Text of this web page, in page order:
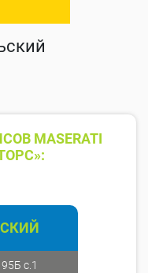
MASERATI
с.1